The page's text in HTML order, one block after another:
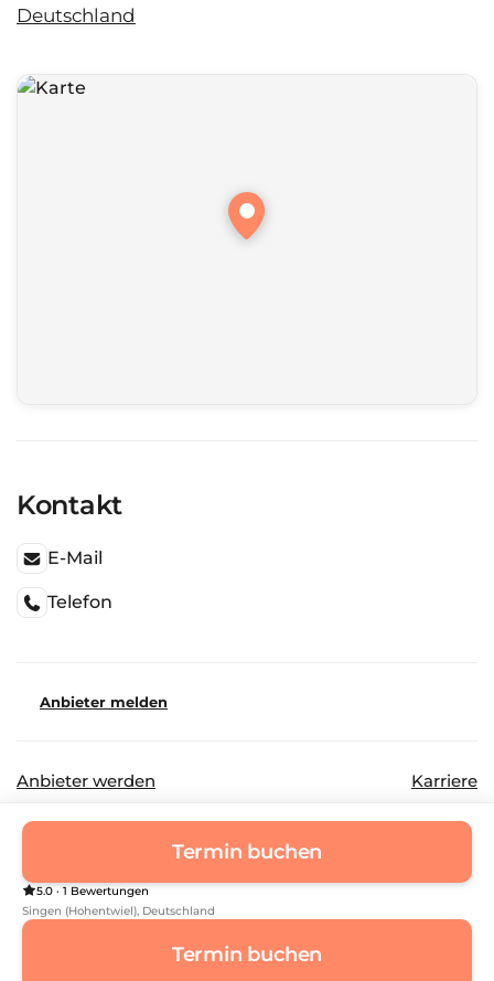
Deutschland
Kontakt
E-Mail
Telefon
Anbieter melden
Anbieter werden Karriere
©
Termin buchen
5.0 · 1 Bewertungen
Singen (Hohentwiel), Deutschland
Termin buchen